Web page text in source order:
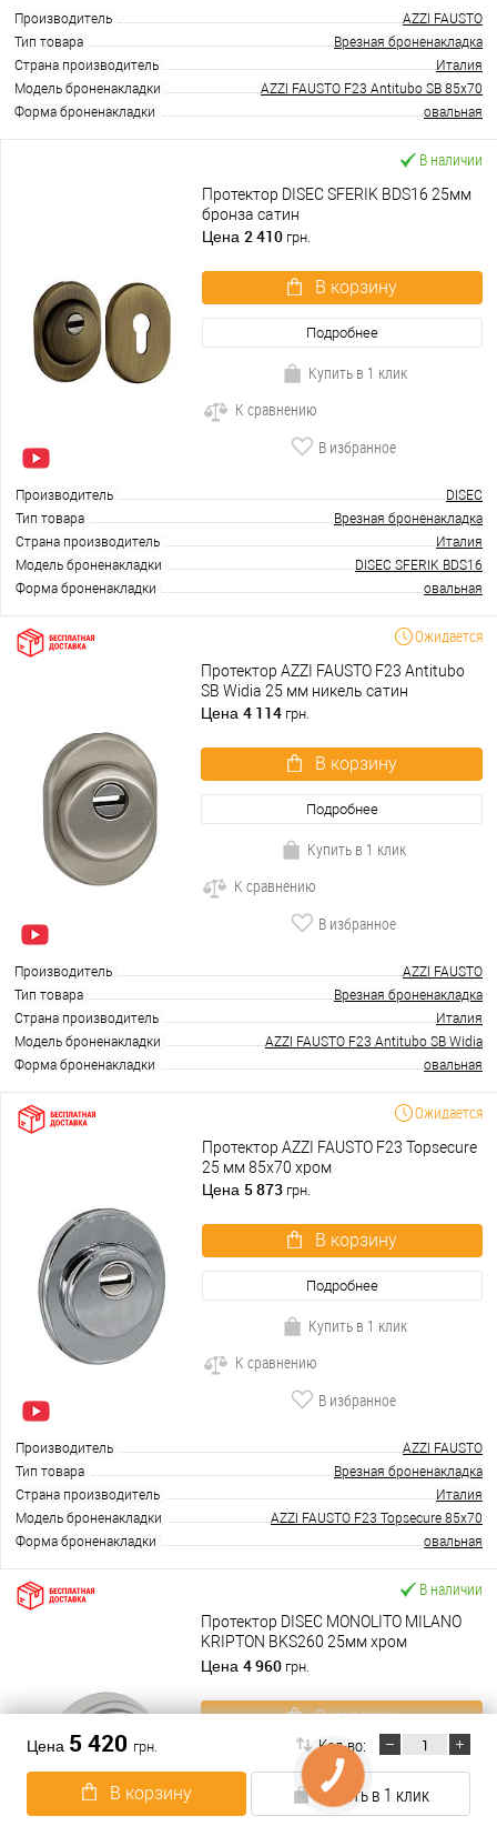
Цена 5 420 грн. Кол-во:
В корзину Купить в 1 клик
Производитель
AZZI FAUSTO
Тип товара
Врезная броненакладка
Страна производитель
Италия
Модель броненакладки
AZZI FAUSTO F23 Antitubo SB 85x70
Форма броненакладки
овальная
В наличии
Протектор DISEC SFERIK BDS16 25мм
бронза сатин
Цена 2 410 грн.
В корзину
Подробнее
Купить в 1 клик
К сравнению
В избранное
Производитель
DISEC
Тип товара
Врезная броненакладка
Страна производитель
Италия
Модель броненакладки
DISEC SFERIK BDS16
Форма броненакладки
овальная
Ожидается
Протектор AZZI FAUSTO F23 Antitubo
SB Widia 25 мм никель сатин
Цена 4 114 грн.
В корзину
Подробнее
Купить в 1 клик
К сравнению
В избранное
Производитель
AZZI FAUSTO
Тип товара
Врезная броненакладка
Страна производитель
Италия
Модель броненакладки
AZZI FAUSTO F23 Antitubo SB Widia
Форма броненакладки
овальная
Ожидается
Протектор AZZI FAUSTO F23 Topsecure
25 мм 85х70 хром
Цена 5 873 грн.
В корзину
Подробнее
Купить в 1 клик
К сравнению
В избранное
Производитель
AZZI FAUSTO
Тип товара
Врезная броненакладка
Страна производитель
Италия
Модель броненакладки
AZZI FAUSTO F23 Topsecure 85x70
Форма броненакладки
овальная
В наличии
Протектор DISEC MONOLITO MILANO
KRIPTON BKS260 25мм хром
полированный
Цена 4 960 грн.
В корзину
Подробнее
Купить в 1 клик